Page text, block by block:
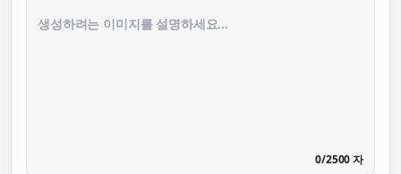
0/2500자